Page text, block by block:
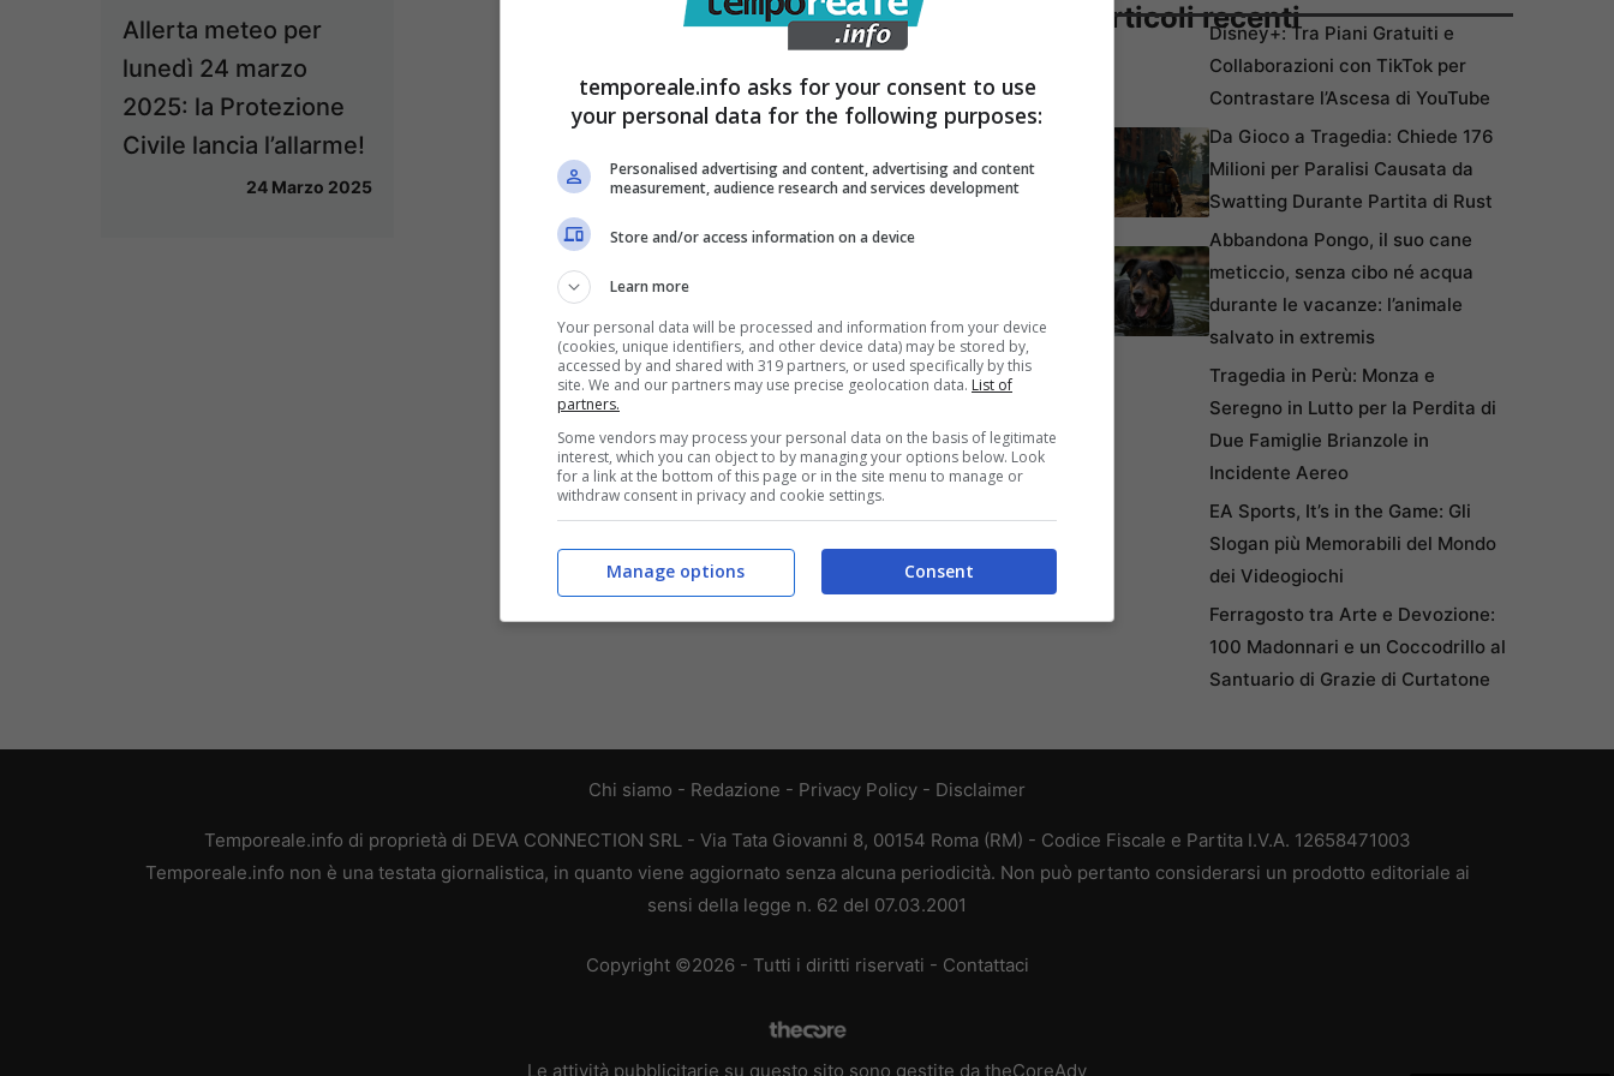
Allerta meteo per
lunedì 24 marzo
2025: la Protezione
Civile lancia l’allarme!
24 Marzo 2025
Articoli recentiDisney+: Tra Piani Gratuiti e
Collaborazioni con TikTok per
Contrastare l’Ascesa di YouTube
Da Gioco a Tragedia: Chiede 176
Milioni per Paralisi Causata da
Swatting Durante Partita di Rust
Abbandona Pongo, il suo cane
meticcio, senza cibo né acqua
durante le vacanze: l’animale
salvato in extremis
Tragedia in Perù: Monza e
Seregno in Lutto per la Perdita di
Due Famiglie Brianzole in
Incidente Aereo
EA Sports, It’s in the Game: Gli
Slogan più Memorabili del Mondo
dei Videogiochi
Ferragosto tra Arte e Devozione:
100 Madonnari e un Coccodrillo al
Santuario di Grazie di Curtatone
Chi siamo - Redazione - Privacy Policy - Disclaimer
Temporeale.info di proprietà di DEVA CONNECTION SRL - Via Tata Giovanni 8, 00154 Roma (RM) - Codice Fiscale e Partita I.V.A. 12658471003
Temporeale.info non è una testata giornalistica, in quanto viene aggiornato senza alcuna periodicità. Non può pertanto considerarsi un prodotto editoriale ai
sensi della legge n. 62 del 07.03.2001
Copyright ©2026 - Tutti i diritti riservati - Contattaci
Le attività pubblicitarie su questo sito sono gestite da theCoreAdv
temporeale.info asks for your consent to use
your personal data for the following purposes:
Personalised advertising and content, advertising and content
measurement, audience research and services development
Store and/or access information on a device
Learn more
Your personal data will be processed and information from your device
(cookies, unique identifiers, and other device data) may be stored by,
accessed by and shared with 319 partners, or used specifically by this
site. We and our partners may use precise geolocation data. List of
partners.
Some vendors may process your personal data on the basis of legitimate
interest, which you can object to by managing your options below. Look
for a link at the bottom of this page or in the site menu to manage or
withdraw consent in privacy and cookie settings.
Consent
Manage options